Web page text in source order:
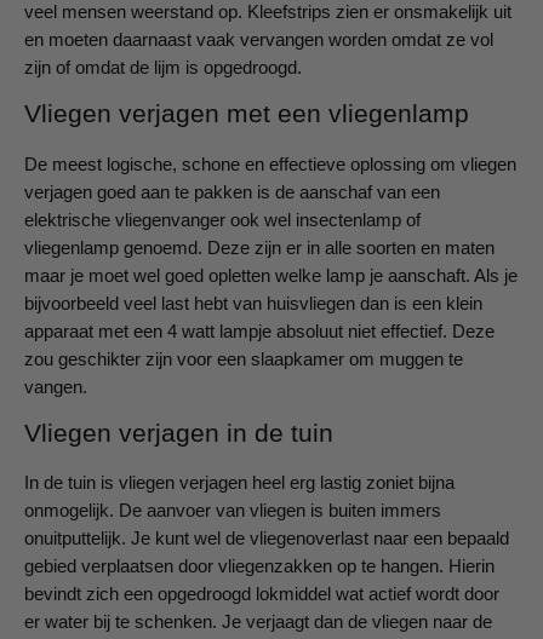
veel mensen weerstand op. Kleefstrips zien er onsmakelijk uit
en moeten daarnaast vaak vervangen worden omdat ze vol
zijn of omdat de lijm is opgedroogd.
Vliegen verjagen met een vliegenlamp
De meest logische, schone en effectieve oplossing om vliegen
verjagen goed aan te pakken is de aanschaf van een
elektrische vliegenvanger ook wel insectenlamp of
vliegenlamp genoemd. Deze zijn er in alle soorten en maten
maar je moet wel goed opletten welke lamp je aanschaft. Als je
bijvoorbeeld veel last hebt van huisvliegen dan is een klein
apparaat met een 4 watt lampje absoluut niet effectief. Deze
zou geschikter zijn voor een slaapkamer om muggen te
vangen.
Vliegen verjagen in de tuin
In de tuin is vliegen verjagen heel erg lastig zoniet bijna
onmogelijk. De aanvoer van vliegen is buiten immers
onuitputtelijk. Je kunt wel de vliegenoverlast naar een bepaald
gebied verplaatsen door vliegenzakken op te hangen. Hierin
bevindt zich een opgedroogd lokmiddel wat actief wordt door
er water bij te schenken. Je verjaagt dan de vliegen naar de